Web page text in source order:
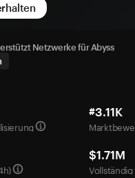
Netzwerke für Abyss
#3.11K
$1.71M